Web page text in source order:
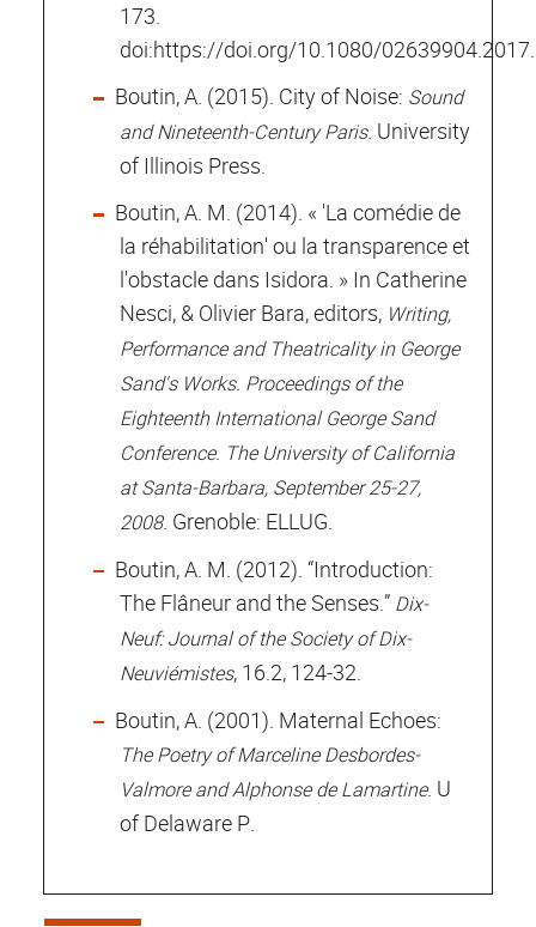
173.
doi:https://doi.org/10.1080/
Boutin, A. (2015). City of Noise: Sound
and Nineteenth-Century Paris. University
of Illinois Press.
Boutin, A. M. (2014). « 'La comédie de
la réhabilitation' ou la transparence et
l'obstacle dans Isidora. » In Catherine
Nesci, & Olivier Bara, editors, Writing,
Performance and Theatricality in George
Sand's Works. Proceedings of the
Eighteenth International George Sand
Conference. The University of California
at Santa-Barbara, September 25-27,
2008. Grenoble: ELLUG.
Boutin, A. M. (2012). “Introduction:
The Flâneur and the Senses.” Dix-
Neuf: Journal of the Society of Dix-
Neuviémistes, 16.2, 124-32.
Boutin, A. (2001). Maternal Echoes:
The Poetry of Marceline Desbordes-
Valmore and Alphonse de Lamartine. U
of Delaware P.